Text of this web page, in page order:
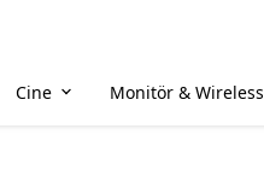
Cine Monitör & Wireless